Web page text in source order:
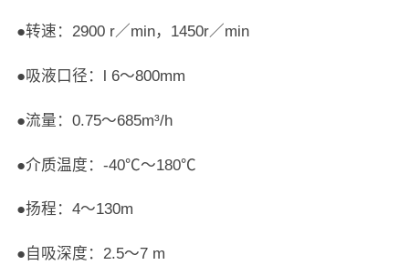
●转速：2900 r／min，1450r／min
●吸液口径：l 6～800mm
●流量：0.75～685m³/h
●介质温度：-40℃～180℃
●扬程：4～130m
●自吸深度：2.5～7 m